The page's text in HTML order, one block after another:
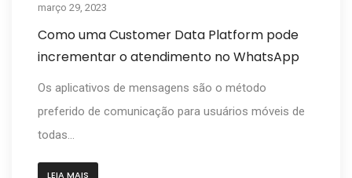
março 29, 2023
Como uma Customer Data Platform pode
incrementar o atendimento no WhatsApp
Os aplicativos de mensagens são o método
preferido de comunicação para usuários móveis de
todas...
LEIA MAIS